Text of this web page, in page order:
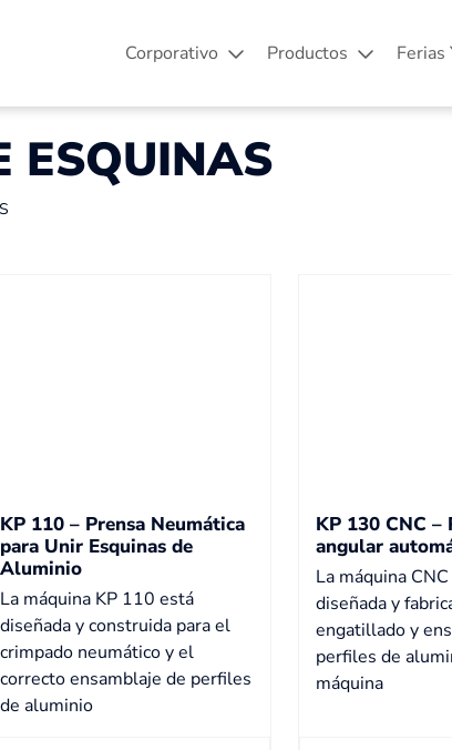
Corporativo Productos Ferias
ESQUINAS
KP 110 – Prensa Neumática
para Unir Esquinas de
Aluminio
La máquina KP 110 está
diseñada y construida para el
crimpado neumático y el
correcto ensamblaje de perfiles
de aluminio
KP 130 CNC –
angular
La máquina
diseñada y
engatillado y
perfiles de
máquina